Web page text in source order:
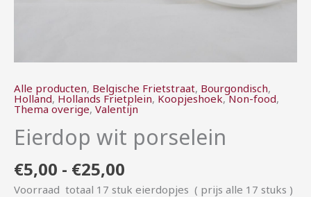
Alle producten, Belgische Frietstraat, Bourgondisch,
Holland, Hollands Frietplein, Koopjeshoek,Non-food,
Thema overige, Valentijn
Eierdop wit porselein
€5,00 - €25,00
Voorraad totaal 17 stuk eierdopjes ( prijs alle 17 stuks )